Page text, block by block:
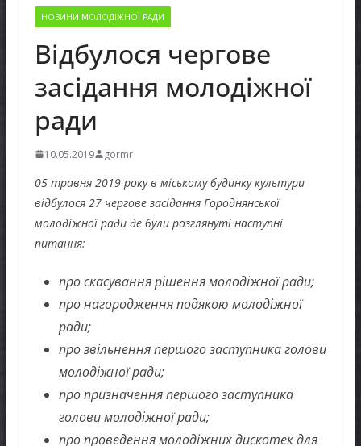
НОВИНИ МОЛОДІЖНОЇ РАДИ
Відбулося чергове
засідання молодіжної
ради
10.05.2019 gormr
05 травня 2019 року в міському будинку культури
відбулося 27 чергове засідання Городнянської
молодіжної ради де були розглянуті наступні
питання:
про скасування рішення молодіжної ради;
про нагородження подякою молодіжної
ради;
про звільнення першого заступника голови
молодіжної ради;
про призначення першого заступника
голови молодіжної ради;
про проведення молодіжних дискотек для